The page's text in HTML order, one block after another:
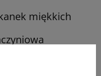
miękkich